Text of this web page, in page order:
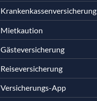
Krankenkassenversicherung
Mietkaution
Gästeversicherung
Reiseversicherung
Versicherungs-App